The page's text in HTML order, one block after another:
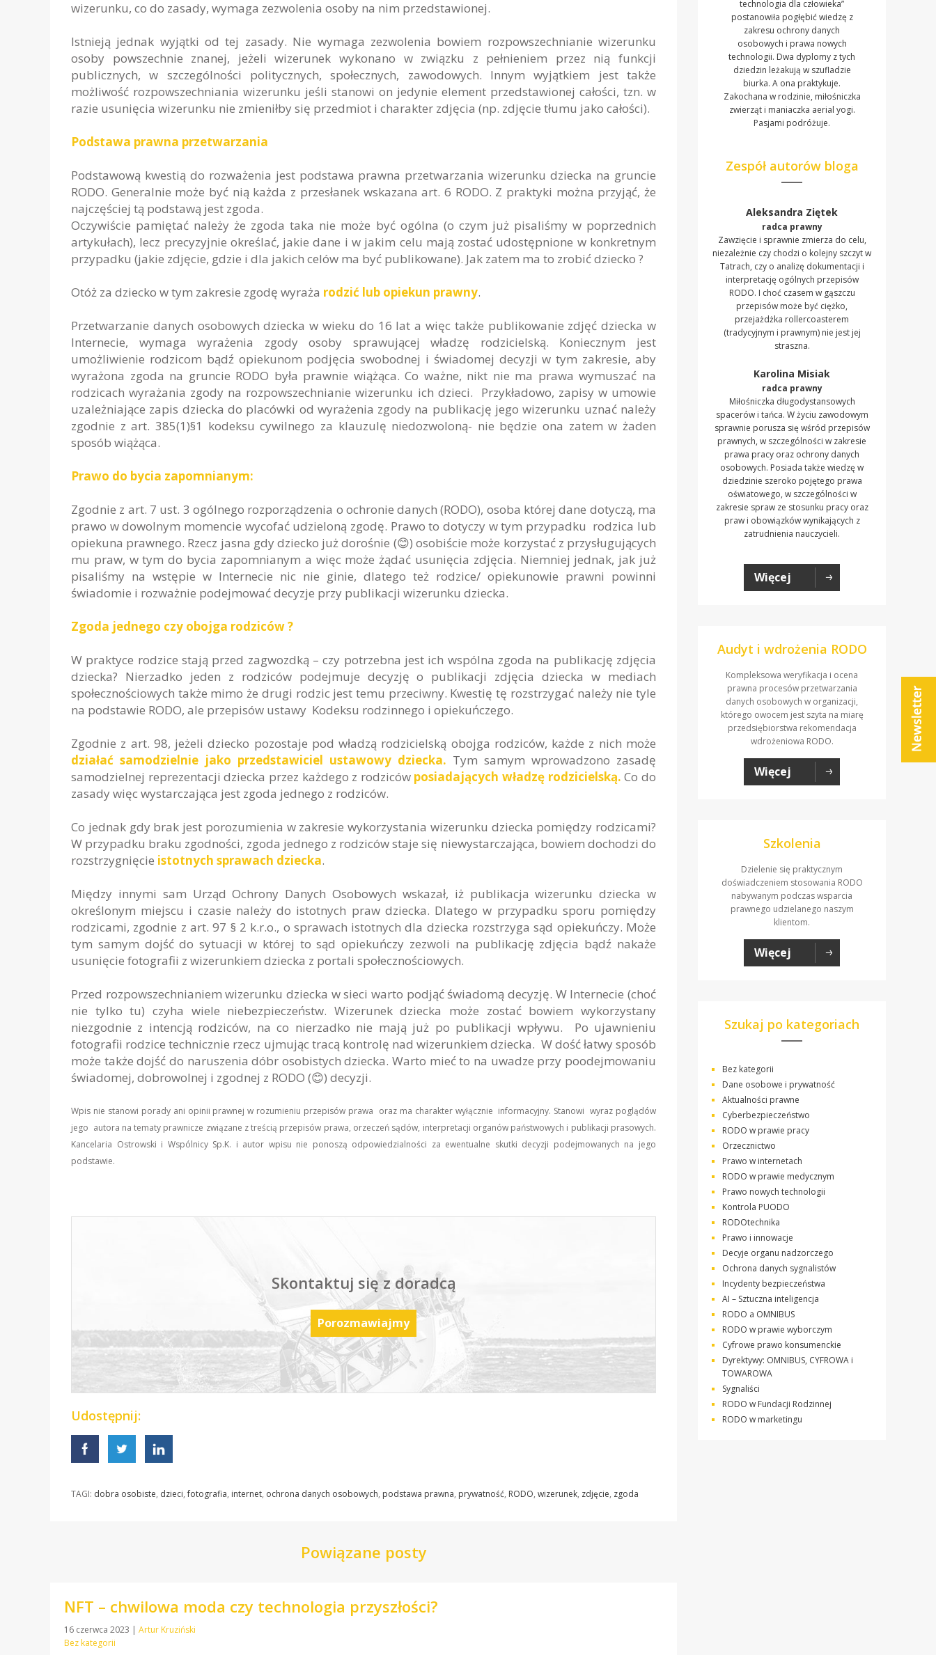
wizerunku, co do zasady, wymaga zezwolenia osoby na nim przedstawionej.
Istnieją jednak wyjątki od tej zasady. Nie wymaga zezwolenia bowiem rozpowszechnianie wizerunku
osoby powszechnie znanej, jeżeli wizerunek wykonano w związku z pełnieniem przez nią funkcji
publicznych, w szczególności politycznych, społecznych, zawodowych. Innym wyjątkiem jest także
możliwość rozpowszechniania wizerunku jeśli stanowi on jedynie element przedstawionej całości, tzn. w
razie usunięcia wizerunku nie zmieniłby się przedmiot i charakter zdjęcia (np. zdjęcie tłumu jako całości).
Podstawa prawna przetwarzania
Podstawową kwestią do rozważenia jest podstawa prawna przetwarzania wizerunku dziecka na gruncie
RODO. Generalnie może być nią każda z przesłanek wskazana art. 6 RODO. Z praktyki można przyjąć, że
najczęściej tą podstawą jest zgoda.
Oczywiście pamiętać należy że zgoda taka nie może być ogólna (o czym już pisaliśmy w poprzednich
artykułach), lecz precyzyjnie określać, jakie dane i w jakim celu mają zostać udostępnione w konkretnym
przypadku (jakie zdjęcie, gdzie i dla jakich celów ma być publikowane). Jak zatem ma to zrobić dziecko ?
Otóż za dziecko w tym zakresie zgodę wyraża rodzić lub opiekun prawny.
Przetwarzanie danych osobowych dziecka w wieku do 16 lat a więc także publikowanie zdjęć dziecka w
Internecie, wymaga wyrażenia zgody osoby sprawującej władzę rodzicielską. Koniecznym jest
umożliwienie rodzicom bądź opiekunom podjęcia swobodnej i świadomej decyzji w tym zakresie, aby
wyrażona zgoda na gruncie RODO była prawnie wiążąca. Co ważne, nikt nie ma prawa wymuszać na
rodzicach wyrażania zgody na rozpowszechnianie wizerunku ich dzieci. Przykładowo, zapisy w umowie
uzależniające zapis dziecka do placówki od wyrażenia zgody na publikację jego wizerunku uznać należy
zgodnie z art. 385(1)§1 kodeksu cywilnego za klauzulę niedozwoloną- nie będzie ona zatem w żaden
sposób wiążąca.
Prawo do bycia zapomnianym:
Zgodnie z art. 7 ust. 3 ogólnego rozporządzenia o ochronie danych (RODO), osoba której dane dotyczą, ma
prawo w dowolnym momencie wycofać udzieloną zgodę. Prawo to dotyczy w tym przypadku rodzica lub
opiekuna prawnego. Rzecz jasna gdy dziecko już dorośnie (😊) osobiście może korzystać z przysługujących
mu praw, w tym do bycia zapomnianym a więc może żądać usunięcia zdjęcia. Niemniej jednak, jak już
pisaliśmy na wstępie w Internecie nic nie ginie, dlatego też rodzice/ opiekunowie prawni powinni
świadomie i rozważnie podejmować decyzje przy publikacji wizerunku dziecka.
Zgoda jednego czy obojga rodziców ?
W praktyce rodzice stają przed zagwozdką – czy potrzebna jest ich wspólna zgoda na publikację zdjęcia
dziecka? Nierzadko jeden z rodziców podejmuje decyzję o publikacji zdjęcia dziecka w mediach
społecznościowych także mimo że drugi rodzic jest temu przeciwny. Kwestię tę rozstrzygać należy nie tyle
na podstawie RODO, ale przepisów ustawy Kodeksu rodzinnego i opiekuńczego.
Zgodnie z art. 98, jeżeli dziecko pozostaje pod władzą rodzicielską obojga rodziców, każde z nich może
działać samodzielnie jako przedstawiciel ustawowy dziecka. Tym samym wprowadzono zasadę
samodzielnej reprezentacji dziecka przez każdego z rodziców posiadających władzę rodzicielską. Co do
zasady więc wystarczająca jest zgoda jednego z rodziców.
Co jednak gdy brak jest porozumienia w zakresie wykorzystania wizerunku dziecka pomiędzy rodzicami?
W przypadku braku zgodności, zgoda jednego z rodziców staje się niewystarczająca, bowiem dochodzi do
rozstrzygnięcie istotnych sprawach dziecka.
Między innymi sam Urząd Ochrony Danych Osobowych wskazał, iż publikacja wizerunku dziecka w
określonym miejscu i czasie należy do istotnych praw dziecka. Dlatego w przypadku sporu pomiędzy
rodzicami, zgodnie z art. 97 § 2 k.r.o., o sprawach istotnych dla dziecka rozstrzyga sąd opiekuńczy. Może
tym samym dojść do sytuacji w której to sąd opiekuńczy zezwoli na publikację zdjęcia bądź nakaże
usunięcie fotografii z wizerunkiem dziecka z portali społecznościowych.
Przed rozpowszechnianiem wizerunku dziecka w sieci warto podjąć świadomą decyzję. W Internecie (choć
nie tylko tu) czyha wiele niebezpieczeństw. Wizerunek dziecka może zostać bowiem wykorzystany
niezgodnie z intencją rodziców, na co nierzadko nie mają już po publikacji wpływu. Po ujawnieniu
fotografii rodzice technicznie rzecz ujmując tracą kontrolę nad wizerunkiem dziecka. W dość łatwy sposób
może także dojść do naruszenia dóbr osobistych dziecka. Warto mieć to na uwadze przy poodejmowaniu
świadomej, dobrowolnej i zgodnej z RODO (😊) decyzji.
Wpis nie stanowi porady ani opinii prawnej w rozumieniu przepisów prawa oraz ma charakter wyłącznie informacyjny. Stanowi wyraz poglądów
jego autora na tematy prawnicze związane z treścią przepisów prawa, orzeczeń sądów, interpretacji organów państwowych i publikacji prasowych.
Kancelaria Ostrowski i Wspólnicy Sp.K. i autor wpisu nie ponoszą odpowiedzialności za ewentualne skutki decyzji podejmowanych na jego
podstawie.
Skontaktuj się z doradcą
Porozmawiajmy
Udostępnij:
TAGI: dobra osobiste, dzieci,fotografia, internet, ochrona danych osobowych, podstawa prawna, prywatność, RODO, wizerunek, zdjęcie, zgoda
Powiązane posty
NFT – chwilowa moda czy technologia przyszłości?
16 czerwca 2023 | Artur Kruziński
Bez kategorii
technologia dla człowieka”
postanowiła pogłębić wiedzę z
zakresu ochrony danych
osobowych i prawa nowych
technologii. Dwa dyplomy z tych
dziedzin leżakują w szufladzie
biurka. A ona praktykuje.
Zakochana w rodzinie, miłośniczka
zwierząt i maniaczka aerial yogi.
Pasjami podróżuje.
Zespół autorów bloga
Aleksandra Ziętek
radca prawny
Zawzięcie i sprawnie zmierza do celu,
niezależnie czy chodzi o kolejny szczyt w
Tatrach, czy o analizę dokumentacji i
interpretację ogólnych przepisów
RODO. I choć czasem w gąszczu
przepisów może być ciężko,
przejażdżka rollercoasterem
(tradycyjnym i prawnym) nie jest jej
straszna.
Karolina Misiak
radca prawny
Miłośniczka długodystansowych
spacerów i tańca. W życiu zawodowym
sprawnie porusza się wśród przepisów
prawnych, w szczególności w zakresie
prawa pracy oraz ochrony danych
osobowych. Posiada także wiedzę w
dziedzinie szeroko pojętego prawa
oświatowego, w szczególności w
zakresie spraw ze stosunku pracy oraz
praw i obowiązków wynikających z
zatrudnienia nauczycieli.
Więcej
Audyt i wdrożenia RODO
Kompleksowa weryfikacja i ocena
prawna procesów przetwarzania
danych osobowych w organizacji,
którego owocem jest szyta na miarę
przedsiębiorstwa rekomendacja
wdrożeniowa RODO.
Więcej
Szkolenia
Dzielenie się praktycznym
doświadczeniem stosowania RODO
nabywanym podczas wsparcia
prawnego udzielanego naszym
klientom.
Więcej
Szukaj po kategoriach
Bez kategorii
Dane osobowe i prywatność
Aktualności prawne
Cyberbezpieczeństwo
RODO w prawie pracy
Orzecznictwo
Prawo w internetach
RODO w prawie medycznym
Prawo nowych technologii
Kontrola PUODO
RODOtechnika
Prawo i innowacje
Decyje organu nadzorczego
Ochrona danych sygnalistów
Incydenty bezpieczeństwa
AI – Sztuczna inteligencja
RODO a OMNIBUS
RODO w prawie wyborczym
Cyfrowe prawo konsumenckie
Dyrektywy: OMNIBUS, CYFROWA i
TOWAROWA
Sygnaliści
RODO w Fundacji Rodzinnej
RODO w marketingu